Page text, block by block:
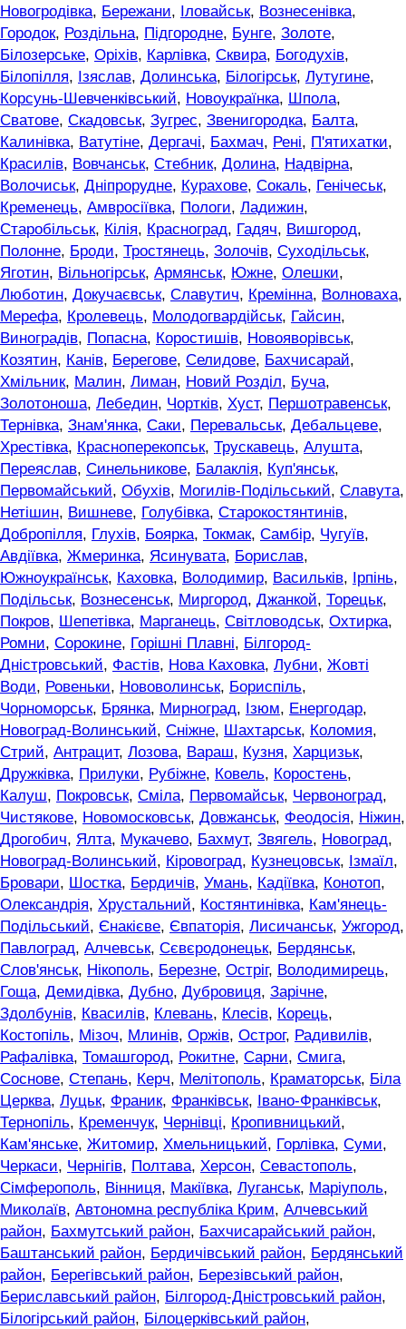
Новогродівка, Бережани, Іловайськ, Вознесенівка,
Городок, Роздільна, Підгородне, Бунге, Золоте,
Білозерське, Оріхів, Карлівка, Сквира, Богодухів,
Білопілля, Ізяслав, Долинська, Білогірськ, Лутугине,
Корсунь-Шевченківський, Новоукраїнка, Шпола,
Сватове, Скадовськ, Зугрес, Звенигородка, Балта,
Калинівка, Ватутіне, Дергачі, Бахмач, Рені, П'ятихатки,
Красилів, Вовчанськ, Стебник, Долина, Надвірна,
Волочиськ, Дніпрорудне, Курахове, Сокаль, Генічеськ,
Кременець, Амвросіївка, Пологи, Ладижин,
Старобільськ, Кілія, Красноград, Гадяч, Вишгород,
Полонне, Броди, Тростянець, Золочів, Суходільськ,
Яготин, Вільногірськ, Армянськ, Южне, Олешки,
Люботин, Докучаєвськ, Славутич, Кремінна, Волноваха,
Мерефа, Кролевець, Молодогвардійськ, Гайсин,
Виноградів, Попасна, Коростишів, Новояворівськ,
Козятин, Канів, Берегове, Селидове, Бахчисарай,
Хмільник, Малин, Лиман, Новий Розділ, Буча,
Золотоноша, Лебедин, Чортків, Хуст, Першотравенськ,
Тернівка, Знам'янка, Саки, Перевальськ, Дебальцеве,
Хрестівка, Красноперекопськ, Трускавець, Алушта,
Переяслав, Синельникове, Балаклія, Куп'янськ,
Первомайський, Обухів, Могилів-Подільський, Славута,
Нетішин, Вишневе, Голубівка, Старокостянтинів,
Добропілля, Глухів, Боярка, Токмак, Самбір, Чугуїв,
Авдіївка, Жмеринка, Ясинувата, Борислав,
Южноукраїнськ, Каховка, Володимир, Васильків, Ірпінь,
Подільськ, Вознесенськ, Миргород, Джанкой, Торецьк,
Покров, Шепетівка, Марганець, Світловодськ, Охтирка,
Ромни, Сорокине, Горішні Плавні, Білгород-
Дністровський, Фастів, Нова Каховка, Лубни, Жовті
Води, Ровеньки, Нововолинськ, Бориспіль,
Чорноморськ, Брянка, Мирноград, Ізюм, Енергодар,
Новоград-Волинський, Сніжне, Шахтарськ, Коломия,
Стрий, Антрацит, Лозова, Вараш, Кузня, Харцизьк,
Дружківка, Прилуки, Рубіжне, Ковель, Коростень,
Калуш, Покровськ, Сміла, Первомайськ, Червоноград,
Чистякове, Новомосковськ, Довжанськ, Феодосія, Ніжин,
Дрогобич, Ялта, Мукачево, Бахмут, Звягель, Новоград,
Новоград-Волинський, Кіровоград, Кузнецовськ, Ізмаїл,
Бровари, Шостка, Бердичів, Умань, Кадіївка, Конотоп,
Олександрія, Хрустальний, Костянтинівка, Кам'янець-
Подільський, Єнакієве, Євпаторія, Лисичанськ, Ужгород,
Павлоград, Алчевськ, Сєвєродонецьк, Бердянськ,
Слов'янськ, Нікополь, Березне, Остріг, Володимирець,
Гоща, Демидівка, Дубно, Дубровиця, Зарічне,
Здолбунів, Квасилів, Клевань, Клесів, Корець,
Костопіль, Мізоч, Млинів, Оржів, Острог, Радивилів,
Рафалівка, Томашгород, Рокитне, Сарни, Смига,
Соснове, Степань, Керч, Мелітополь, Краматорськ, Біла
Церква, Луцьк, Франик, Франківськ, Івано-Франківськ,
Тернопіль, Кременчук, Чернівці, Кропивницький,
Кам'янське, Житомир, Хмельницький, Горлівка, Суми,
Черкаси, Чернігів, Полтава, Херсон, Севастополь,
Сімферополь, Вінниця, Макіївка, Луганськ, Маріуполь,
Миколаїв, Автономна республіка Крим, Алчевський
район, Бахмутський район, Бахчисарайський район,
Баштанський район, Бердичівський район, Бердянський
район, Берегівський район, Березівський район,
Бериславський район, Білгород-Дністровський район,
Білогірський район, Білоцерківський район,